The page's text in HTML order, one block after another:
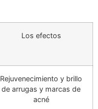
Los efectos
Rejuvenecimiento y brillo
de arrugas y marcas de
acné